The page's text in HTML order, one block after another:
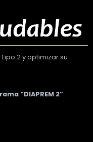
2 y optimizar su
“DIAPREM 2”